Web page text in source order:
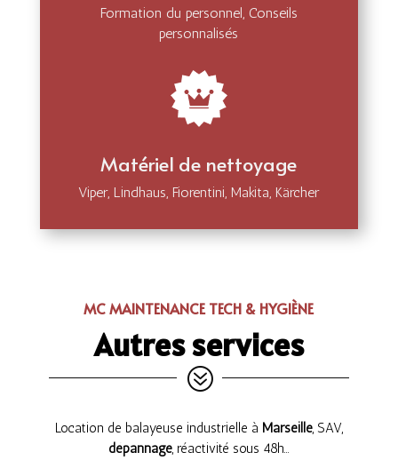
Formation du personnel, Conseils
personnalisés
Matériel de nettoyage
Viper, Lindhaus, Fiorentini, Makita, Kärcher
MC MAINTENANCE TECH & HYGIÈNE
Autres services
?
Location de balayeuse industrielle à Marseille, SAV,
dépannage, réactivité sous 48h…